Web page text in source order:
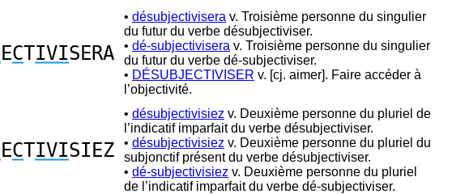
ECTIVISERA
• désubjectivisera v. Troisième personne du singulier
du futur du verbe désubjectiviser.
• dé-subjectivisera v. Troisième personne du singulier
du futur du verbe dé-subjectiviser.
• DÉSUBJECTIVISER v. [cj. aimer]. Faire accéder à
l’objectivité.
ECTIVISIEZ
• désubjectivisiez v. Deuxième personne du pluriel de
l’indicatif imparfait du verbe désubjectiviser.
• désubjectivisiez v. Deuxième personne du pluriel du
subjonctif présent du verbe désubjectiviser.
• dé-subjectivisiez v. Deuxième personne du pluriel
de l’indicatif imparfait du verbe dé-subjectiviser.